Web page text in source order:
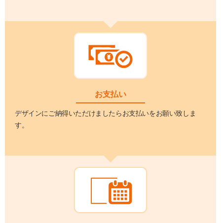
お支払い
デザインにご納得いただけましたらお支払いをお願い致しま
す。